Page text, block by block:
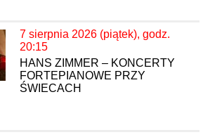
7 sierpnia 2026 (piątek), godz.
20:15
HANS ZIMMER – KONCERTY
FORTEPIANOWE PRZY
ŚWIECACH